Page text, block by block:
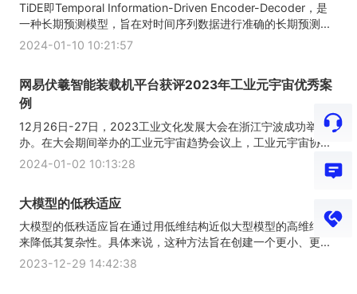
TiDE即Temporal Information-Driven Encoder-Decoder，是
一种长期预测模型，旨在对时间序列数据进行准确的长期预测...
2024-01-10 10:21:57
网易伏羲智能装载机平台获评2023年工业元宇宙优秀案
例
12月26日-27日，2023工业文化发展大会在浙江宁波成功举
办。在大会期间举办的工业元宇宙趋势会议上，工业元宇宙协...
2024-01-02 10:13:28
大模型的低秩适应
大模型的低秩适应旨在通过用低维结构近似大型模型的高维结构
来降低其复杂性。具体来说，这种方法旨在创建一个更小、更...
2023-12-29 14:42:38